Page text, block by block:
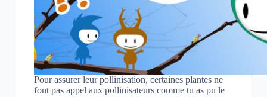
Pour assurer leur pollinisation, certaines plantes ne
font pas appel aux pollinisateurs comme tu as pu le